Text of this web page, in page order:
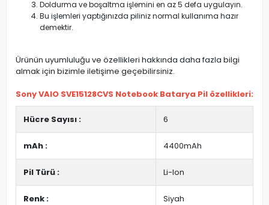
Doldurma ve boşaltma işlemini en az 5 defa uygulayın.
Bu işlemleri yaptığınızda piliniz normal kullanıma hazır
demektir.
Ürünün uyumluluğu ve özellikleri hakkında daha fazla bilgi
almak için bizimle iletişime geçebilirsiniz.
Sony VAIO SVE15128CVS Notebook Batarya Pil özellikleri:
Hücre Sayısı : 6
mAh : 4400mAh
Pil Türü : Li-Ion
Renk : Siyah